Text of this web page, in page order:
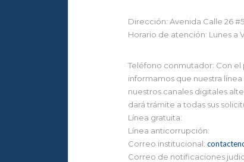
Dirección: Avenida Calle 26
Horario de atención: Lunes a
Teléfono conmutador: Con
informamos que nuestra
nuestros canales digitales
dará trámite a todas sus
Línea gratuita:
Línea anticorrupción:
Correo institucional:
Correo de notificaciones